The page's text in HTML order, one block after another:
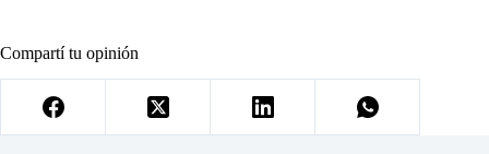
Compartí tu opinión